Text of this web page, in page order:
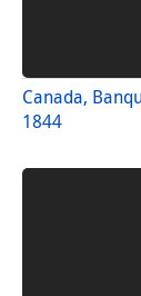
Canada,
1844